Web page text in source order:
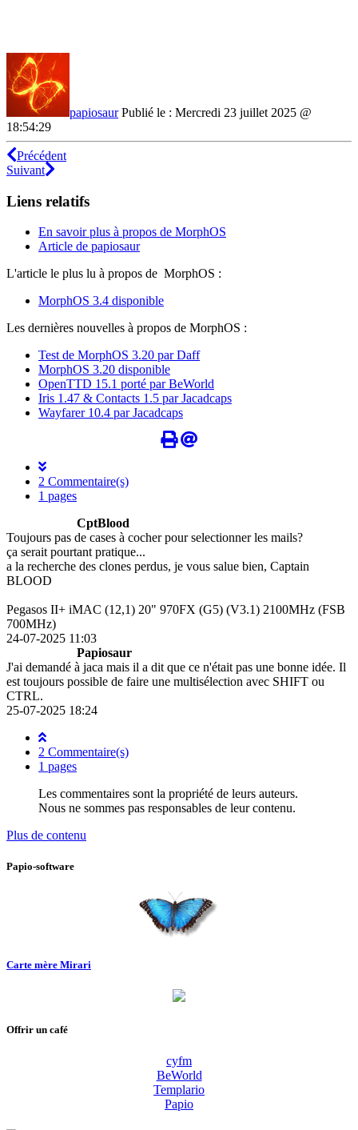
papiosaurPublié le : Mercredi 23 juillet 2025 @
18:54:29
Précédent
Suivant
Liens relatifs
En savoir plus à propos de MorphOS
Article de papiosaur
L'article le plus lu à propos de MorphOS :
MorphOS 3.4 disponible
Les dernières nouvelles à propos de MorphOS :
Test de MorphOS 3.20 par Daff
MorphOS 3.20 disponible
OpenTTD 15.1 porté par BeWorld
Iris 1.47 & Contacts 1.5 par Jacadcaps
Wayfarer 10.4 par Jacadcaps
2 Commentaire(s)
1 pages
CptBlood
Toujours pas de cases à cocher pour selectionner les mails?
ça serait pourtant pratique...
a la recherche des clones perdus, je vous salue bien, Captain
BLOOD
Pegasos II+ iMAC (12,1) 20" 970FX (G5) (V3.1) 2100MHz (FSB
700MHz)
24-07-2025 11:03
Papiosaur
J'ai demandé à jaca mais il a dit que ce n'était pas une bonne idée. Il
est toujours possible de faire une multisélection avec SHIFT ou
CTRL.
25-07-2025 18:24
2 Commentaire(s)
1 pages
Les commentaires sont la propriété de leurs auteurs.
Nous ne sommes pas responsables de leur contenu.
Plus de contenu
Papio-software
Carte mère Mirari
Offrir un café
cyfm
BeWorld
Templario
Papio